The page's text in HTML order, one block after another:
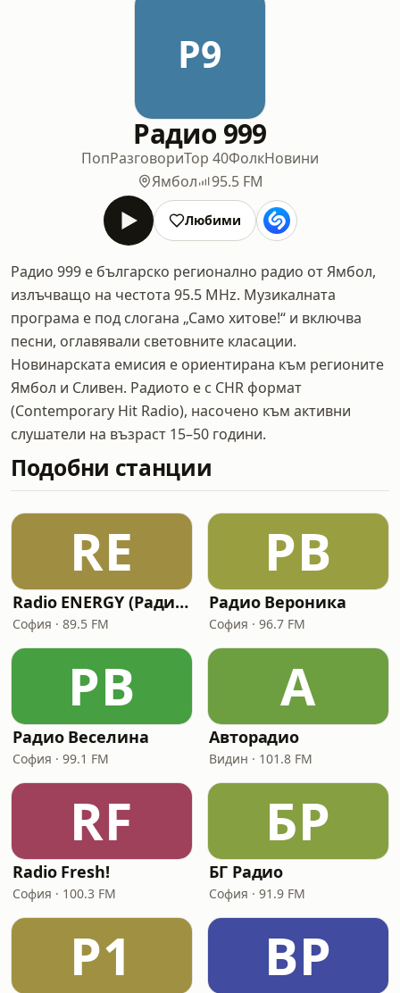
Р9
Радио 999
ПопРазговориTop 40ФолкНовини
Ямбол
95.5 FM
Любими
Радио 999 е българско регионално радио от Ямбол,
излъчващо на честота 95.5 MHz. Музикалната
програма е под слогана „Само хитове!“ и включва
песни, оглавявали световните класации.
Новинарската емисия е ориентирана към регионите
Ямбол и Сливен. Радиото е с CHR формат
(Contemporary Hit Radio), насочено към активни
слушатели на възраст 15–50 години.
Подобни станции
RE
Radio ENERGY (Радио Енерджи)
София · 89.5 FM
РВ
Радио Вероника
София · 96.7 FM
РВ
Радио Веселина
София · 99.1 FM
А
Авторадио
Видин · 101.8 FM
RF
Radio Fresh!
София · 100.3 FM
БР
БГ Радио
София · 91.9 FM
Р1 ВР